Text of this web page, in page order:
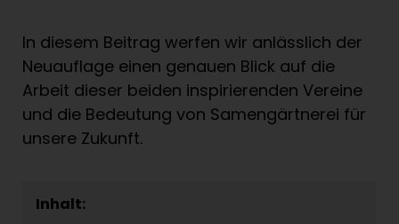
In diesem Beitrag werfen wir anlässlich der
Neuauflage einen genauen Blick auf die
Arbeit dieser beiden inspirierenden Vereine
und die Bedeutung von Samengärtnerei für
unsere Zukunft.
Inhalt: